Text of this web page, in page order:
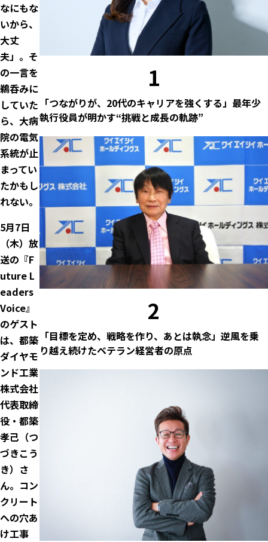
なにもな
いから、
大丈
夫」。そ
の一言を
鵜呑みに
していた
ら、大病
院の電気
系統が止
まってい
たかもし
れない。
5月7日
（木）放
送の『F
uture L
eaders
Voice』
のゲスト
は、都築
ダイヤモ
ンド工業
株式会社
代表取締
役・都築
孝己（つ
づきこう
き）さ
ん。コン
クリート
への穴あ
け工事
1
「つながりが、20代のキャリアを強くする」最年少
執行役員が明かす“挑戦と成長の軌跡”
2
「目標を定め、戦略を作り、あとは執念」逆風を乗
り越え続けたベテラン経営者の原点